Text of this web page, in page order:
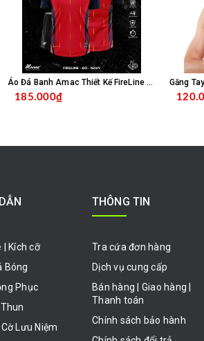
Áo Đá Banh Amac Thiết Kế FireLine Đỏ Navy
185.000₫
Găng
| Kích cỡ
Bóng
Phục
Lưu Niệm
THÔNG TIN
Tra cứa đơn hàng
Dịch vụ cung cấp
Bán hàng | Giao hàng |
Thanh toán
Chính sách bảo hành